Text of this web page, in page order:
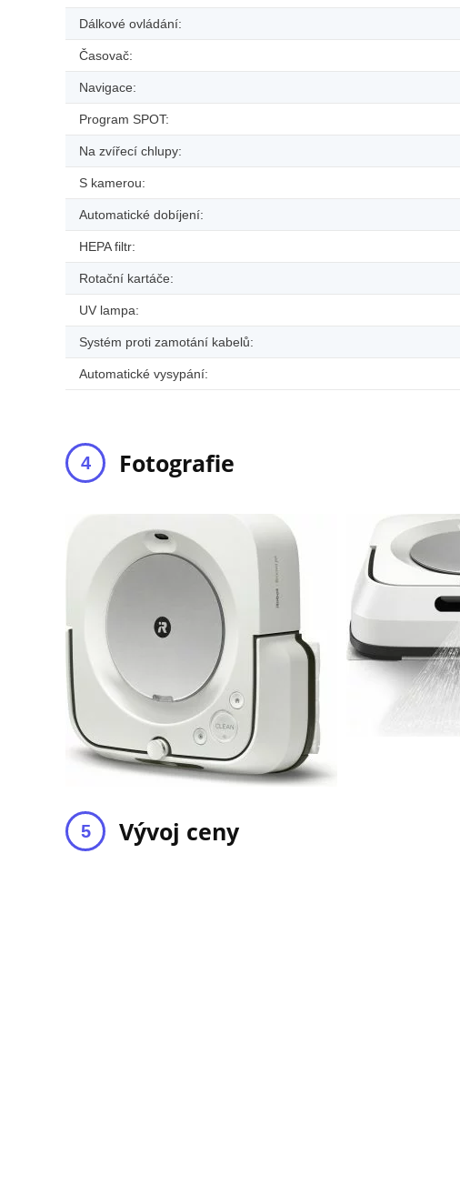
Dálkové ovládání:
Časovač:
Navigace:
Program SPOT:
Na zvířecí chlupy:
S kamerou:
Automatické dobíjení:
HEPA filtr:
Rotační kartáče:
UV lampa:
Systém proti zamotání kabelů:
Automatické vysypání:
Fotografie
Vývoj ceny